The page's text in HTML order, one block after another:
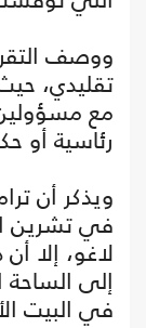
ووصف
تقليدي،
مع
رئاسية أو
ويذكر أن
لاغو، إلا
إلى الساحة
في البيت